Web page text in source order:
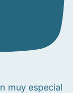
muy especial